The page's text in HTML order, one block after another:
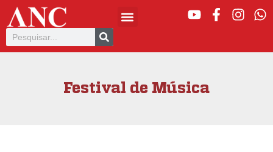
Festival de Música